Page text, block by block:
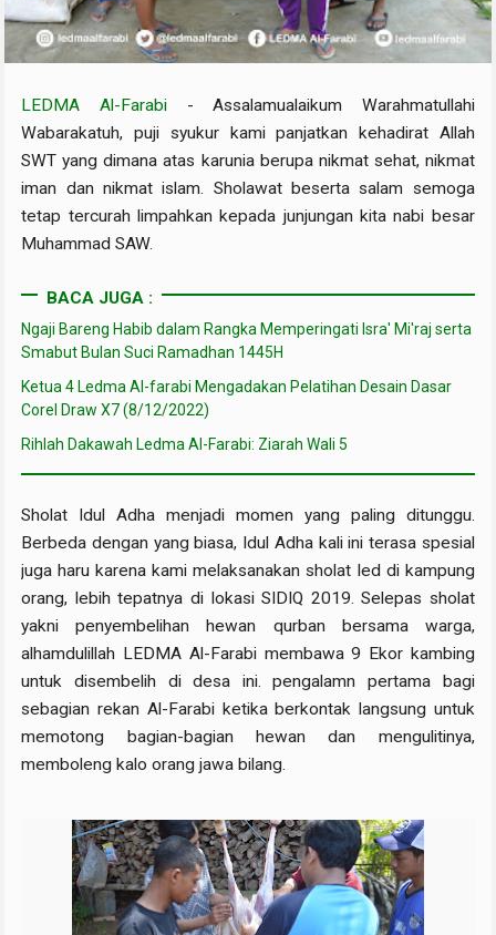
LEDMA Al-Farabi - Assalamualaikum Warahmatullahi
Wabarakatuh, puji syukur kami panjatkan kehadirat Allah
SWT yang dimana atas karunia berupa nikmat sehat, nikmat
iman dan nikmat islam. Sholawat beserta salam semoga
tetap tercurah limpahkan kepada junjungan kita nabi besar
Muhammad SAW.
BACA JUGA :
Ngaji Bareng Habib dalam Rangka Memperingati Isra' Mi'raj serta
Smabut Bulan Suci Ramadhan 1445H
Ketua 4 Ledma Al-farabi Mengadakan Pelatihan Desain Dasar
Corel Draw X7 (8/12/2022)
Rihlah Dakawah Ledma Al-Farabi: Ziarah Wali 5
Sholat Idul Adha menjadi momen yang paling ditunggu.
Berbeda dengan yang biasa, Idul Adha kali ini terasa spesial
juga haru karena kami melaksanakan sholat Ied di kampung
orang, lebih tepatnya di lokasi SIDIQ 2019. Selepas sholat
yakni penyembelihan hewan qurban bersama warga,
alhamdulillah LEDMA Al-Farabi membawa 9 Ekor kambing
untuk disembelih di desa ini. pengalamn pertama bagi
sebagian rekan Al-Farabi ketika berkontak langsung untuk
memotong bagian-bagian hewan dan mengulitinya,
memboleng kalo orang jawa bilang.